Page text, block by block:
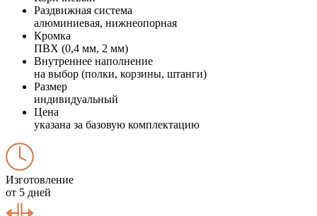
Раздвижная система
алюминиевая, нижнеопорная
Кромка
ПВХ (0,4 мм, 2 мм)
Внутреннее наполнение
на выбор (полки, корзины, штанги)
Размер
индивидуальный
Цена
указана за базовую комплектацию
Изготовление
от 5 дней